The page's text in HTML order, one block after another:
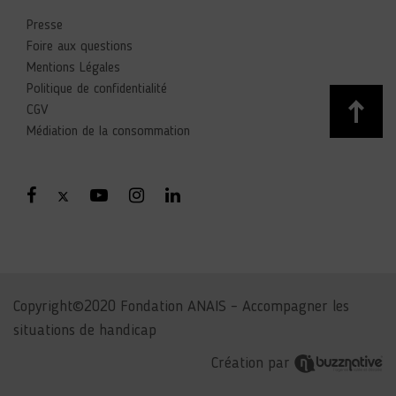
Presse
Foire aux questions
Mentions Légales
Politique de confidentialité
CGV
Médiation de la consommation
Copyright©2020 Fondation ANAIS – Accompagner les
situations de handicap
Création par